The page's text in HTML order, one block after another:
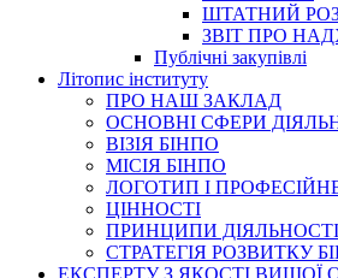
ШТАТНИЙ
ЗВІТ ПРО
Публічні закупівлі
Літопис інституту
ПРО НАШ ЗАКЛАД
ОСНОВНІ СФЕРИ
ВІЗІЯ БІНПО
МІСІЯ БІНПО
ЛОГОТИП І
ЦІННОСТІ
ПРИНЦИПИ ДІЯЛЬНОСТІ
СТРАТЕГІЯ РОЗВИТКУ
ЕКСПЕРТУ З ЯКОСТІ ВИЩОЇ